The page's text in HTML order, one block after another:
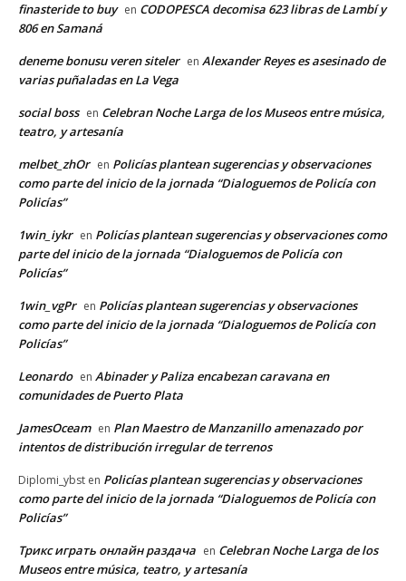
finasteride to buy en CODOPESCA decomisa 623 libras de Lambí y
806 en Samaná
deneme bonusu veren siteler en Alexander Reyes es asesinado de
varias puñaladas en La Vega
social boss en Celebran Noche Larga de los Museos entre música,
teatro, y artesanía
melbet_zhOr en Policías plantean sugerencias y observaciones
como parte del inicio de la jornada “Dialoguemos de Policía con
Policías”
1win_iykr en Policías plantean sugerencias y observaciones como
parte del inicio de la jornada “Dialoguemos de Policía con
Policías”
1win_vgPr en Policías plantean sugerencias y observaciones
como parte del inicio de la jornada “Dialoguemos de Policía con
Policías”
Leonardo en Abinader y Paliza encabezan caravana en
comunidades de Puerto Plata
JamesOceam en Plan Maestro de Manzanillo amenazado por
intentos de distribución irregular de terrenos
Diplomi_ybst en Policías plantean sugerencias y observaciones
como parte del inicio de la jornada “Dialoguemos de Policía con
Policías”
Трикс играть онлайн раздача en Celebran Noche Larga de los
Museos entre música, teatro, y artesanía